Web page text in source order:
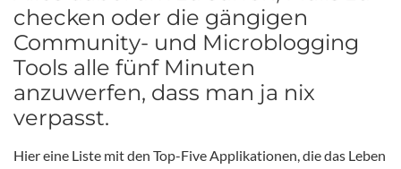
checken oder die gängigen
Community- und Microblogging
Tools alle fünf Minuten
anzuwerfen, dass man ja nix
verpasst.
Hier eine Liste mit den Top-Five Applikationen, die das Leben